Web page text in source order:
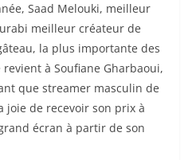
Saad Melouki, meilleur
meilleur créateur de
la plus importante des
à Soufiane Gharbaoui,
que streamer masculin de
joie de recevoir son prix à
écran à partir de son